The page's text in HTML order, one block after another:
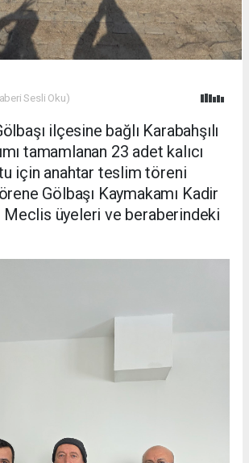
Sesli Oku)
ilçesine bağlı Karabahşılı
tamamlanan 23 adet kalıcı
için anahtar teslim töreni
Gölbaşı Kaymakamı Kadir
Meclis üyeleri ve beraberindeki